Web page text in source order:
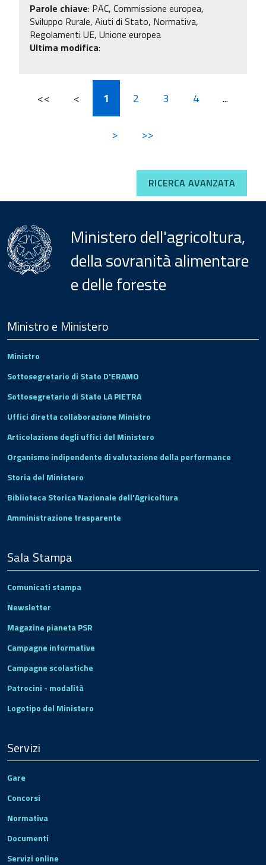
Parole chiave: PAC, Commissione europea,
Sviluppo Rurale, Aiuti di Stato, Normativa,
Regolamenti UE, Unione europea
Ultima modifica:
<< < 1 2 3 4 ...
> >>
RICERCA AVANZATA
Ministero dell'agricoltura,
della sovranità alimentare
e delle foreste
Footer
Ministro e Ministero
Ministro
Sottosegretario di Stato D'ERAMO
Sottosegretario di Stato LA PIETRA
Uffici diretta collaborazione Ministro
Articolazione degli uffici del Ministero
Organismo indipendente di valutazione della performance
Storia del Ministero
Biblioteca Storica Nazionale dell'Agricoltura
Amministrazione trasparente
Sala Stampa
Comunicati stampa
Newsletter
Magazine pianeta PSR
Campagne informative
Campagne scolastiche
Patrocini - modalità
Logotipo del Ministero
Servizi
Gare
Concorsi
Normativa
Documenti
Servizi online